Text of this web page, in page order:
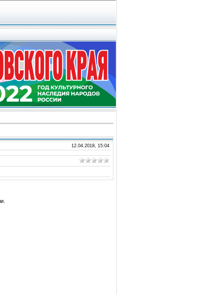
12.04.2018, 15:04